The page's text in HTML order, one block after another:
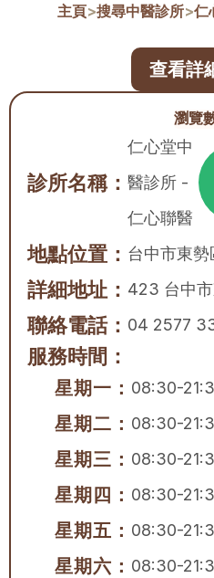
主頁>搜尋中醫診所>仁
瀏覽
診所名稱：
仁心堂中
醫診所 -
仁心聯醫
地點位置： 台中市東勢
詳細地址： 423 台中
聯絡電話： 04 2577
服務時間：
星期一： 08:30-
星期二： 08:30-
星期三： 08:30-
星期四： 08:30-
星期五： 08:30-
星期六： 08:30-
查看詳